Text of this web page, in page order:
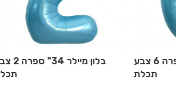
בלון מיילר 34" ספרה 6 צבע